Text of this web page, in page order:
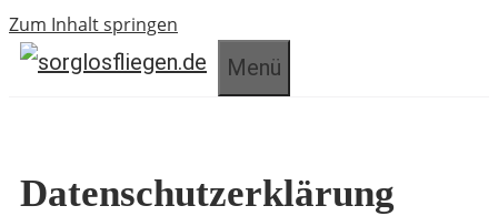
Zum Inhalt springen
Menü
Datenschutzerklärung